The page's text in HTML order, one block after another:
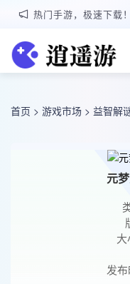
热门手游，极速下载！
首页 > 游戏市场 > 益智解
元
发